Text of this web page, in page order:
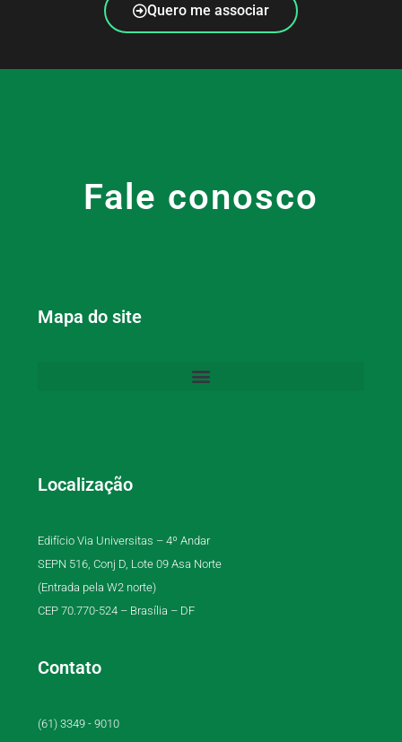
Quero me associar
Fale conosco
Mapa do site
Localização
Edifício Via Universitas – 4º Andar
SEPN 516, Conj D, Lote 09 Asa Norte
(Entrada pela W2 norte)
CEP 70.770-524 – Brasília – DF
Contato
(61) 3349 - 9010